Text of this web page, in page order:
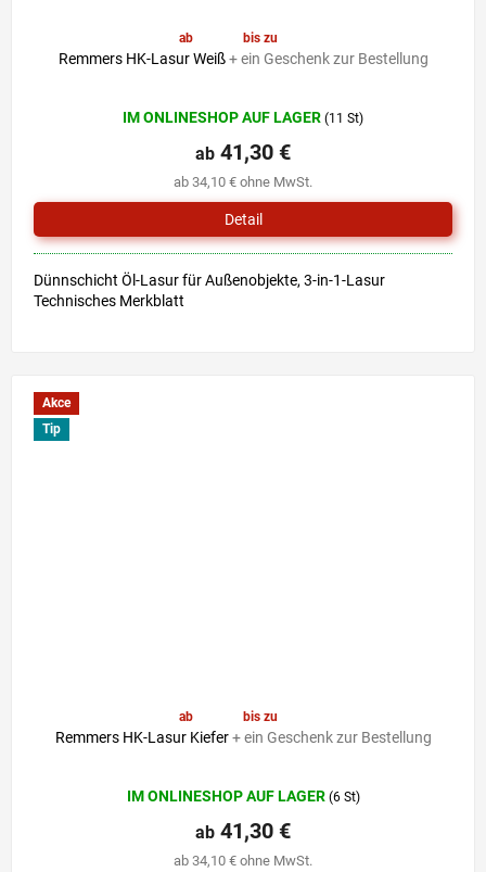
ab bis zu
Remmers HK-Lasur Weiß+ ein Geschenk zur Bestellung
durchschnittliche
Produktbewertung
ist
5,0
von
5
Sternen.
IM ONLINESHOP AUF LAGER (11 St)
ab 34,10 € ohne MwSt.
ab 41,30 €
Detail
Dünnschicht Öl-Lasur für Außenobjekte, 3-in-1-Lasur
Technisches Merkblatt
Akce
Tip
ab bis zu
Remmers HK-Lasur Kiefer+ ein Geschenk zur Bestellung
durchschnittliche
Produktbewertung
ist
5,0
IM ONLINESHOP AUF LAGER (6 St)
ab 34,10 € ohne MwSt.
ab 41,30 €